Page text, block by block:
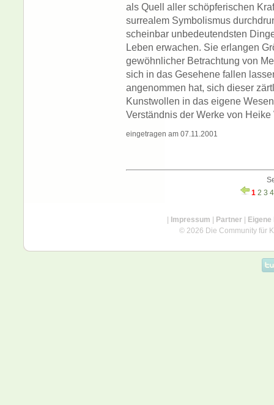
als Quell aller schöpferischen
surrealem Symbolismus
scheinbar unbedeutendsten
Leben erwachen. Sie erlangen
gewöhnlicher Betrachtung von
sich in das Gesehene fallen
angenommen hat, sich dieser
Kunstwollen in das eigene
Verständnis der Werke von Heike
eingetragen am 07.11.2001
1 2 3 4
| Impressum | Partner| Eigene
© 2026 Die Community für